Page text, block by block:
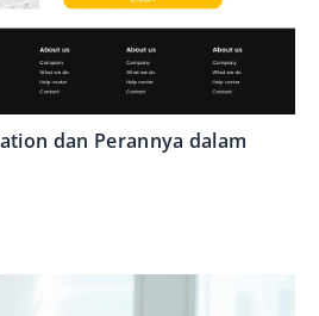
dan Perannya dalam